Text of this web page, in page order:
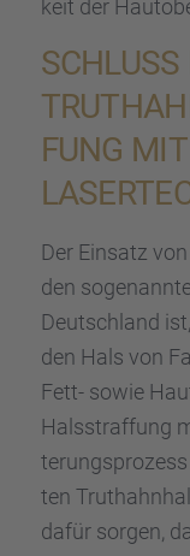
keit der
FUNG
Der Einsatz
den
Deutsch­land
den Hals von
Fett- sowie
Halsstraf­fung
ten
dafür sorgen,